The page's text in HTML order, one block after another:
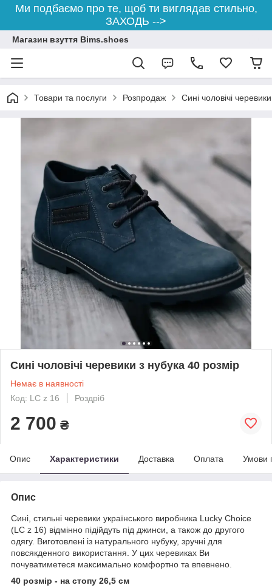
Ми подбаємо про те, щоб ти виглядав стильно,
ЗАХОДЬ -->
Магазин взуття Bims.shoes
Товари та послуги Розпродаж Сині чоловічі
Сині чоловічі черевики з нубука 40 розмір
Немає в наявності
Код: LC z 16
Роздріб
2 700 ₴
Опис Характеристики Доставка Оплата Умови
Опис
Сині, стильні черевики українського виробника Lucky Choice
(LC z 16) відмінно підійдуть під джинси, а також до другого
одягу. Виготовлені із натурального нубуку, зручні для
повсякденного використання. У цих черевиках Ви
почуватиметеся максимально комфортно та впевнено.
40 розмір - на стопу 26,5 см